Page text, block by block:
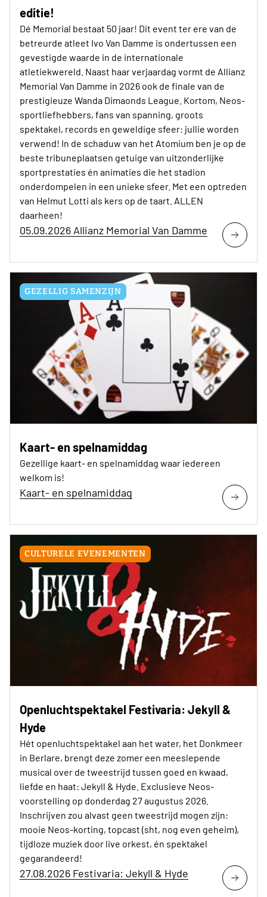
editie!
Dé Memorial bestaat 50 jaar! Dit event ter ere van de
betreurde atleet Ivo Van Damme is ondertussen een
gevestigde waarde in de internationale
atletiekwereld. Naast haar verjaardag vormt de Allianz
Memorial Van Damme in 2026 ook de finale van de
prestigieuze Wanda Dimaonds League. Kortom, Neos-
sportliefhebbers, fans van spanning, groots
spektakel, records en geweldige sfeer: jullie worden
verwend! In de schaduw van het Atomium ben je op de
beste tribuneplaatsen getuige van uitzonderlijke
sportprestaties én animaties die het stadion
onderdompelen in een unieke sfeer. Met een optreden
van Helmut Lotti als kers op de taart. ALLEN
daarheen!
05.09.2026 Allianz Memorial Van Damme
GEZELLIG SAMENZIJN
Kaart- en spelnamiddag
Gezellige kaart- en spelnamiddag waar iedereen
welkom is!
Kaart- en spelnamiddag
CULTURELE EVENEMENTEN
Openluchtspektakel Festivaria: Jekyll &
Hyde
Hét openluchtspektakel aan het water, het Donkmeer
in Berlare, brengt deze zomer een meeslepende
musical over de tweestrijd tussen goed en kwaad,
liefde en haat: Jekyll & Hyde. Exclusieve Neos-
voorstelling op donderdag 27 augustus 2026.
Inschrijven zou alvast geen tweestrijd mogen zijn:
mooie Neos-korting, topcast (sht, nog even geheim),
tijdloze muziek door live orkest, én spektakel
gegarandeerd!
27.08.2026 Festivaria: Jekyll & Hyde